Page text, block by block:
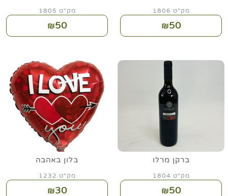
מק"ט 1806
₪50
מק"ט 1805
₪50
ברקן מרלו
מק"ט 1804
₪50
בלון באהבה
מק"ט 1232
₪30